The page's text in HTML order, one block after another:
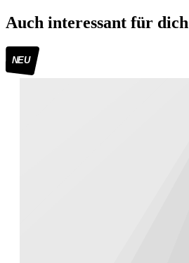
Auch interessant für dich
NEU